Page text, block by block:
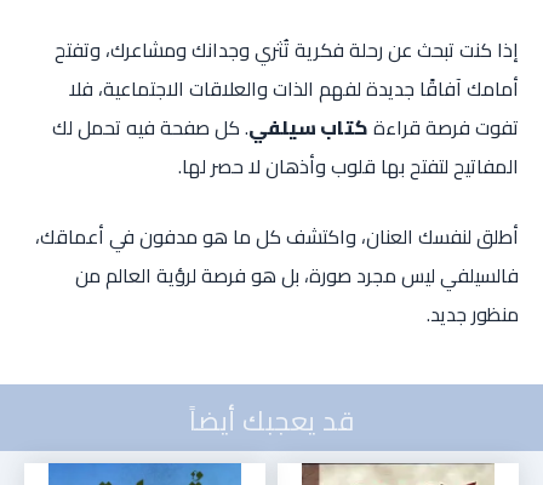
إذا كنت تبحث عن رحلة فكرية تُثري وجدانك ومشاعرك، وتفتح
أمامك آفاقًا جديدة لفهم الذات والعلاقات الاجتماعية، فلا
تفوت فرصة قراءةكتاب سيلفي. كل صفحة فيه تحمل لك
المفاتيح لتفتح بها قلوب وأذهان لا حصر لها.
أطلق لنفسك العنان، واكتشف كل ما هو مدفون في أعماقك،
فالسيلفي ليس مجرد صورة، بل هو فرصة لرؤية العالم من
منظور جديد.
قد يعجبك أيضاً